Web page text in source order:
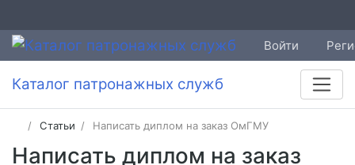
Войти
Каталог патронажных служб
Статьи Написать диплом на заказ ОмГМУ
Написать диплом на заказ